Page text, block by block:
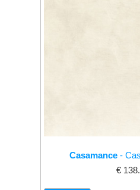
Casamance -
€